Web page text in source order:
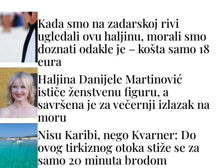
Kada smo na zadarskoj rivi
ugledali ovu haljinu, morali smo
doznati odakle je – košta samo 18
eura
Haljina Danijele Martinović
ističe ženstvenu figuru, a
savršena je za večernji izlazak na
moru
Nisu Karibi, nego Kvarner: Do
ovog tirkiznog otoka stiže se za
samo 20 minuta brodom